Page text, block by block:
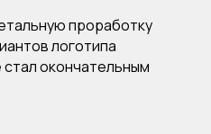
проработку
логотипа
стал окончательным